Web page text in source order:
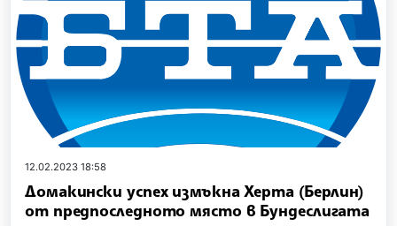
12.02.2023 18:58
Домакински успех измъкна Херта (Берлин)
от предпоследното място в Бундеслигата